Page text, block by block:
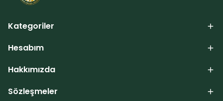
Kategoriler
Hesabım
Hakkımızda
Sözleşmeler